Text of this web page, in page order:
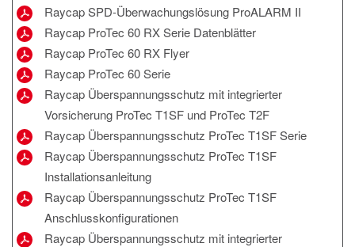
Raycap SPD-Überwachungslösung ProALARM II
Raycap ProTec 60 RX Serie Datenblätter
Raycap ProTec 60 RX Flyer
Raycap ProTec 60 Serie
Raycap Überspannungsschutz mit integrierter
Vorsicherung ProTec T1SF und ProTec T2F
Raycap Überspannungsschutz ProTec T1SF Serie
Raycap Überspannungsschutz ProTec T1SF
Installationsanleitung
Raycap Überspannungsschutz ProTec T1SF
Anschlusskonfigurationen
Raycap Überspannungsschutz mit integrierter